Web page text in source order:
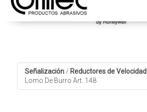
Señalización / Reductores de Velocidad
Lomo De Burro Art. 148